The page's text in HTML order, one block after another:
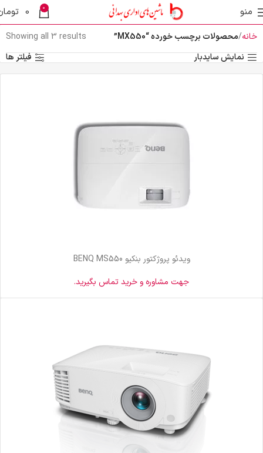
منو 0
0
خانه محصولات برچسب خورده “MX550”
Showing all 3 results
نمایش سایدبار
فیلتر ها
ویدئو پروژکتور بنکیو BENQ MS550
جهت مشاوره و خرید تماس بگیرید.